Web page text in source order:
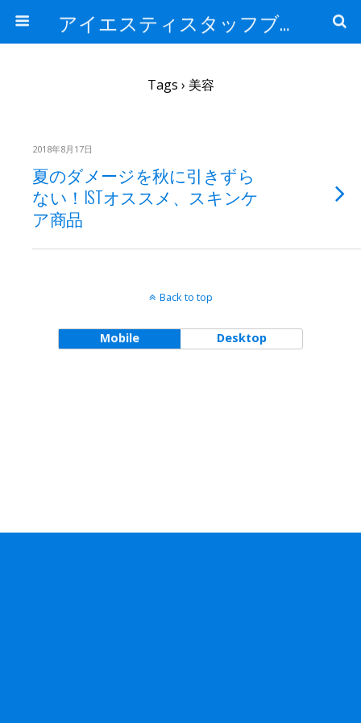
アイエスティスタッフブログ
Tags › 美容
2018年8月17日
夏のダメージを秋に引きずら
ない！ISTオススメ、スキンケ
ア商品
Back to top
Mobile Desktop